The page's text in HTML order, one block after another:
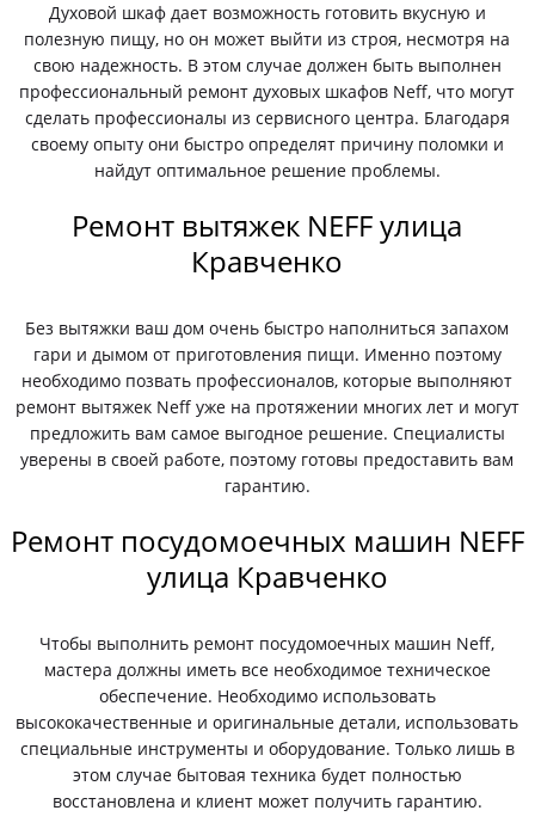
Духовой шкаф дает возможность готовить вкусную и
полезную пищу, но он может выйти из строя, несмотря на
свою надежность. В этом случае должен быть выполнен
профессиональный ремонт духовых шкафов Neff, что могут
сделать профессионалы из сервисного центра. Благодаря
своему опыту они быстро определят причину поломки и
найдут оптимальное решение проблемы.
Ремонт вытяжек NEFF улица
Кравченко
Без вытяжки ваш дом очень быстро наполниться запахом
гари и дымом от приготовления пищи. Именно поэтому
необходимо позвать профессионалов, которые выполняют
ремонт вытяжек Neff уже на протяжении многих лет и могут
предложить вам самое выгодное решение. Специалисты
уверены в своей работе, поэтому готовы предоставить вам
гарантию.
Ремонт посудомоечных машин NEFF
улица Кравченко
Чтобы выполнить ремонт посудомоечных машин Neff,
мастера должны иметь все необходимое техническое
обеспечение. Необходимо использовать
высококачественные и оригинальные детали, использовать
специальные инструменты и оборудование. Только лишь в
этом случае бытовая техника будет полностью
восстановлена и клиент может получить гарантию.